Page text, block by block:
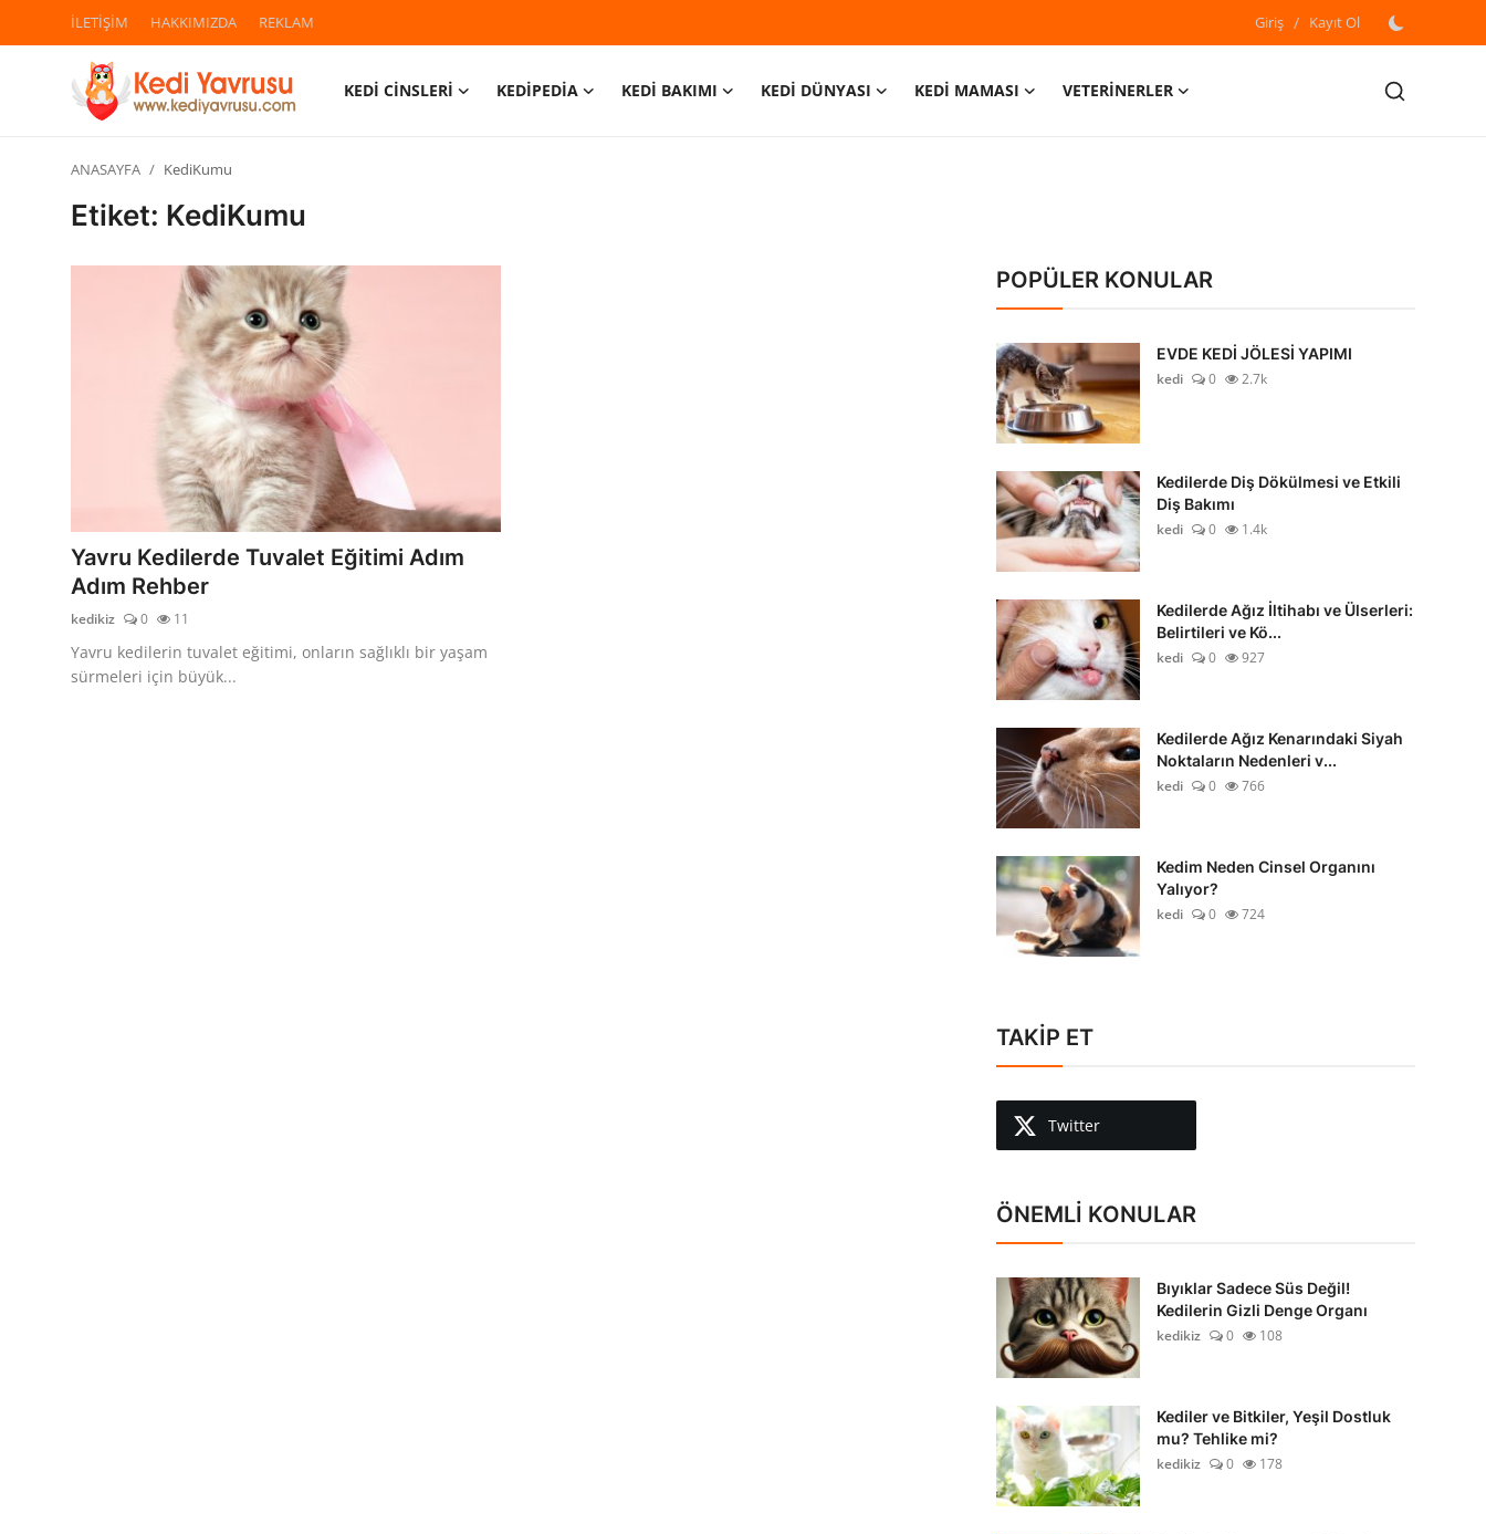
İLETİŞİM HAKKIMIZDA REKLAM Giriş / Kayıt Ol
KEDİ CİNSLERİ KEDİPEDİA KEDİ BAKIMI KEDİ DÜNYASI KEDİ MAMASI
VETERİNERLER
Giriş
KEDİ MAMASI
VETERİNERLER
ANASAYFA KediKumu
Etiket: KediKumu
Yavru Kedilerde Tuvalet Eğitimi Adım
Adım Rehber
kedikiz 0 11
Yavru kedilerin tuvalet eğitimi, onların sağlıklı bir yaşam
sürmeleri için büyük...
POPÜLER KONULAR
EVDE KEDİ JÖLESİ YAPIMI
kedi
0 2.7k
Kedilerde Diş Dökülmesi ve Etkili
Diş Bakımı
kedi
0 1.4k
Kedilerde Ağız İltihabı ve Ülserleri:
Belirtileri ve Kö...
kedi
0 927
Kedilerde Ağız Kenarındaki Siyah
Noktaların Nedenleri v...
kedi
0 766
Kedim Neden Cinsel Organını
Yalıyor?
kedi
0 724
TAKİP ET
Twitter
ÖNEMLİ KONULAR
Bıyıklar Sadece Süs Değil!
Kedilerin Gizli Denge Organı
kedikiz
0 108
Kediler ve Bitkiler, Yeşil Dostluk
mu? Tehlike mi?
kedikiz
0 178